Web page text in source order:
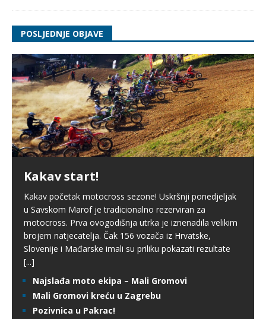
POSLJEDNJE OBJAVE
Kakav start!
Kakav početak motocross sezone! Uskršnji ponedjeljak
u Savskom Marof je tradicionalno rezerviran za
motocross. Prva ovogodišnja utrka je iznenadila velikim
brojem natjecatelja. Čak 156 vozača iz Hrvatske,
Slovenije i Mađarske imali su priliku pokazati rezultate
[...]
Najslađa moto ekipa – Mali Gromovi
Mali Gromovi kreću u Zagrebu
Pozivnica u Pakrac!